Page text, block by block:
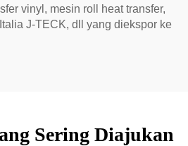
vinyl, mesin roll heat transfer,
J-TECK, dll yang diekspor ke
Sering Diajukan